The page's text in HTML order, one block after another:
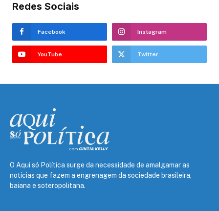
Redes Sociais
Facebook Instagram
YouTube Twitter
O Aqui só Política surge da necessidade de amalgamar as
notícias que fazem a engrenagem da sociedade brasileira,
baiana e soteropolitana.